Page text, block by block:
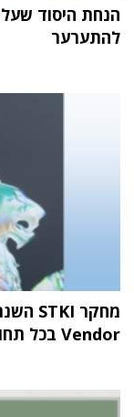
הנחת היסוד
להתערער
Vendor בכל תחומי שוק ה-IT